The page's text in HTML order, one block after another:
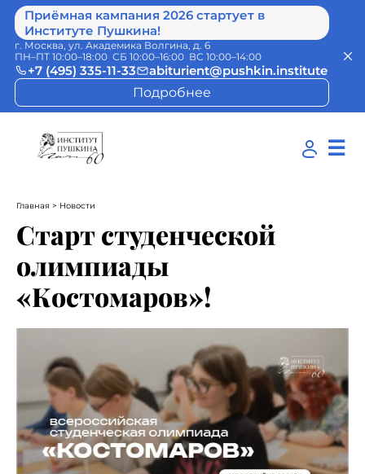
Приёмная кампания 2026 стартует в
Институте Пушкина!
г. Москва, ул. Академика Волгина, д. 6
ПН–ПТ 10:00–18:00 СБ 10:00–16:00 ВС 10:00–14:00
+7 (495) 335-11-33
abiturient@pushkin.institute
Подробнее
☰
Главная > Новости
Старт студенческой
олимпиады
«Костомаров»!